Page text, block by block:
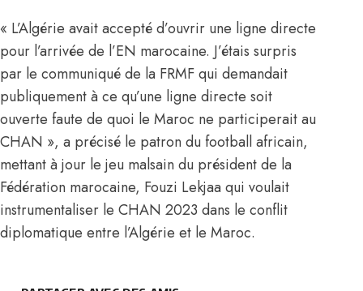
« L’Algérie avait accepté d’ouvrir une ligne directe
pour l’arrivée de l’EN marocaine. J’étais surpris
par le communiqué de la FRMF qui demandait
publiquement à ce qu’une ligne directe soit
ouverte faute de quoi le Maroc ne participerait au
CHAN », a précisé le patron du football africain,
mettant à jour le jeu malsain du président de la
Fédération marocaine, Fouzi Lekjaa qui voulait
instrumentaliser le CHAN 2023 dans le conflit
diplomatique entre l’Algérie et le Maroc.